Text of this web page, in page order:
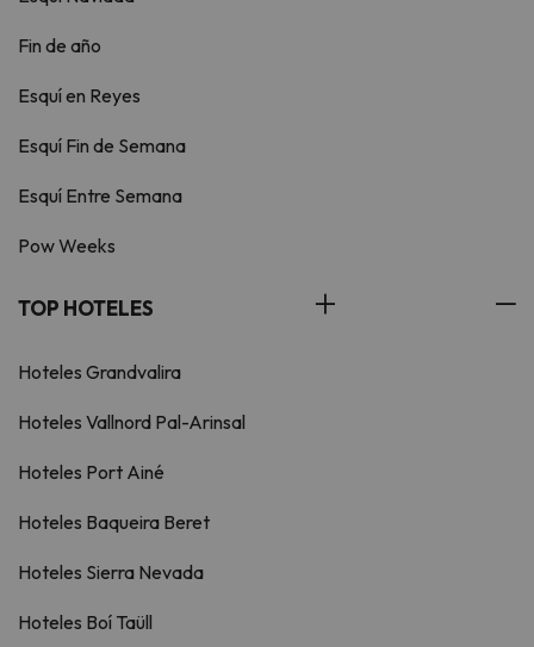
Fin de año
Esquí en Reyes
Esquí Fin de Semana
Esquí Entre Semana
Pow Weeks
TOP HOTELES
Hoteles Grandvalira
Hoteles Vallnord Pal-Arinsal
Hoteles Port Ainé
Hoteles Baqueira Beret
Hoteles Sierra Nevada
Hoteles Boí Taüll